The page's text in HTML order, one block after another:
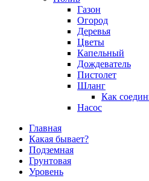
Газон
Огород
Деревья
Цветы
Капельный
Дождеватель
Пистолет
Шланг
Как
Насос
Главная
Какая бывает?
Подземная
Грунтовая
Уровень